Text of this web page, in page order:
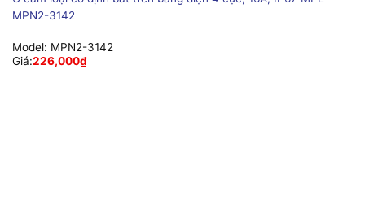
MPN2-3142
Model: MPN2-3142
Giá:226,000₫